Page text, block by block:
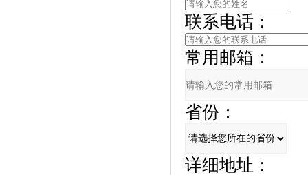
联系电话：
常用邮箱：
省份：
详细地址：